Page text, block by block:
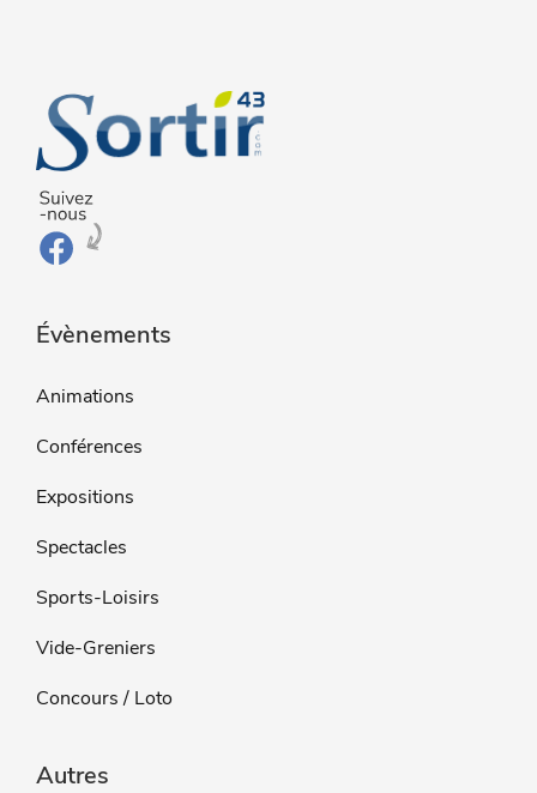
Évènements
Animations
Conférences
Expositions
Spectacles
Sports-Loisirs
Vide-Greniers
Concours / Loto
Autres